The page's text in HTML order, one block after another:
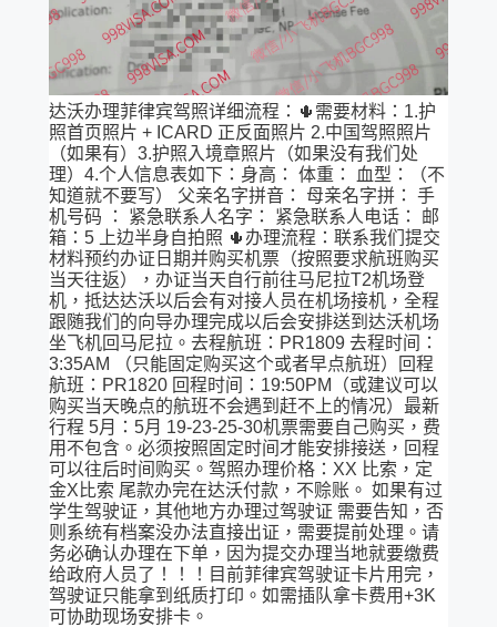
达沃办理菲律宾驾照详细流程：🌵需要材料：1.护
照首页照片 + ICARD 正反面照片 2.中国驾照照片
（如果有）3.护照入境章照片（如果没有我们处
理）4.个人信息表如下：身高： 体重： 血型：（不
知道就不要写） 父亲名字拼音： 母亲名字拼： 手
机号码 ： 紧急联系人名字： 紧急联系人电话： 邮
箱：5 上边半身自拍照 🌵办理流程：联系我们提交
材料预约办证日期并购买机票（按照要求航班购买
当天往返），办证当天自行前往马尼拉T2机场登
机，抵达达沃以后会有对接人员在机场接机，全程
跟随我们的向导办理完成以后会安排送到达沃机场
坐飞机回马尼拉。去程航班：PR1809 去程时间：
3:35AM （只能固定购买这个或者早点航班）回程
航班：PR1820 回程时间：19:50PM（或建议可以
购买当天晚点的航班不会遇到赶不上的情况）最新
行程 5月：5月 19-23-25-30机票需要自己购买，费
用不包含。必须按照固定时间才能安排接送，回程
可以往后时间购买。驾照办理价格：XX 比索，定
金X比索 尾款办完在达沃付款，不赊账。 如果有过
学生驾驶证，其他地方办理过驾驶证 需要告知，否
则系统有档案没办法直接出证，需要提前处理。请
务必确认办理在下单，因为提交办理当地就要缴费
给政府人员了！！！目前菲律宾驾驶证卡片用完，
驾驶证只能拿到纸质打印。如需插队拿卡费用+3K
可协助现场安排卡。